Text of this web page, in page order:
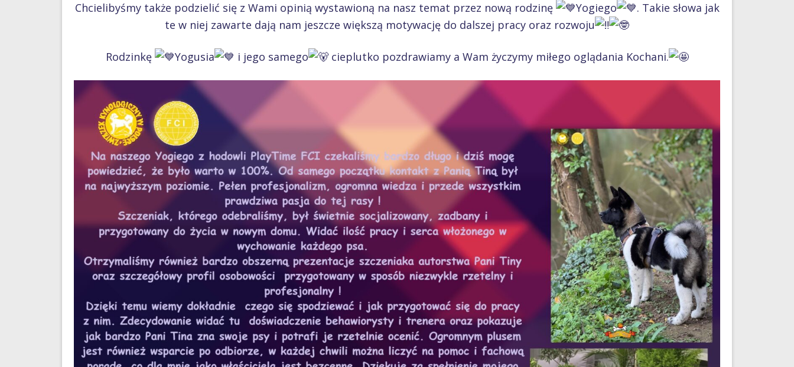
Chcielibyśmy także podzielić się z Wami opinią wystawioną na nasz temat przez nową rodzinę Yogiego
. Takie słowa jak
te w niej zawarte dają nam jeszcze większą motywację do dalszej pracy oraz rozwoju
Rodzinkę Yogusia i jego samego cieplutko pozdrawiamy a Wam życzymy miłego oglądania Kochani.